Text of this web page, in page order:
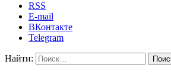
RSS
E-mail
ВКонтакте
Telegram
Найти: